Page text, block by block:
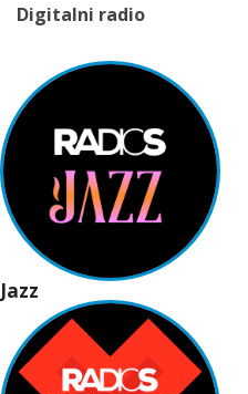
Digitalni radio
Jazz